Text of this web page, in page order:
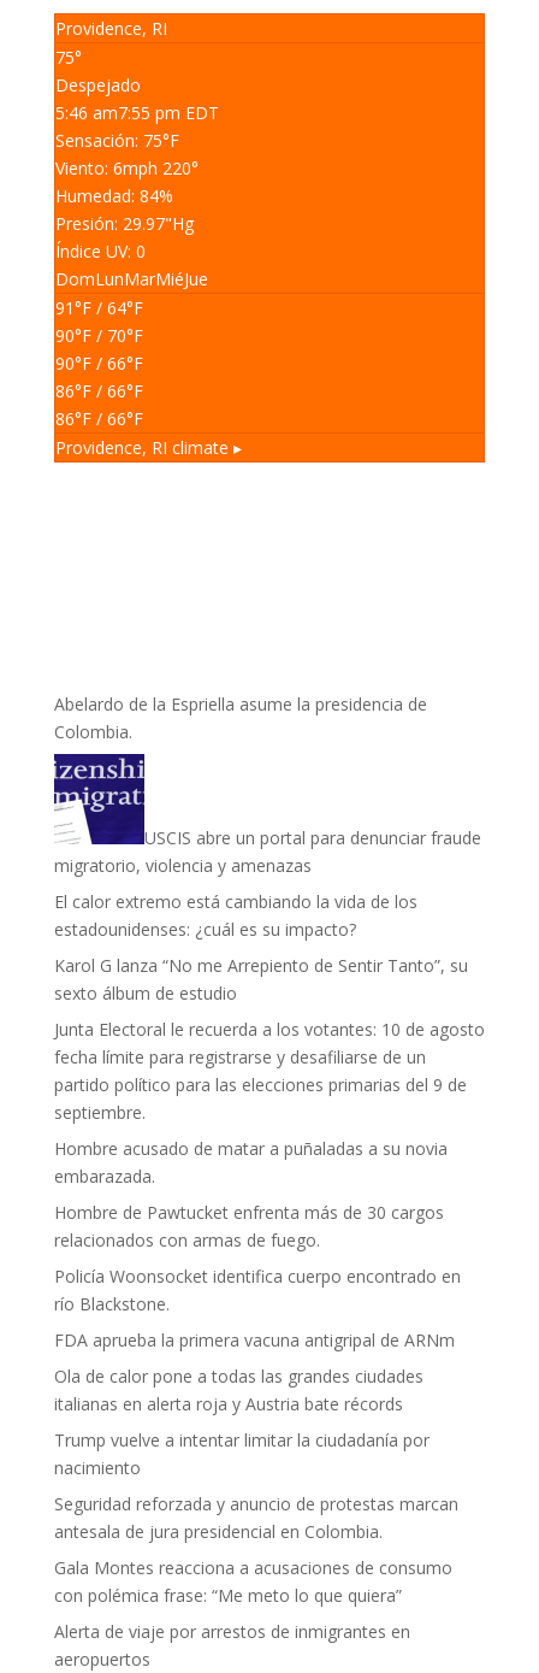
Providence, RI
75°
Despejado
5:46 am7:55 pm EDT
Sensación: 75°F
Viento: 6mph 220°
Humedad: 84%
Presión: 29.97"Hg
Índice UV: 0
DomLunMarMiéJue
91°F/ 64°F
90°F/ 70°F
90°F/ 66°F
86°F/ 66°F
86°F/ 66°F
Providence, RI climate ▸
Abelardo de la Espriella asume la presidencia de
Colombia.
USCIS abre un portal para denunciar fraude
migratorio, violencia y amenazas
El calor extremo está cambiando la vida de los
estadounidenses: ¿cuál es su impacto?
Karol G lanza “No me Arrepiento de Sentir Tanto”, su
sexto álbum de estudio
Junta Electoral le recuerda a los votantes: 10 de agosto
fecha límite para registrarse y desafiliarse de un
partido político para las elecciones primarias del 9 de
septiembre.
Hombre acusado de matar a puñaladas a su novia
embarazada.
Hombre de Pawtucket enfrenta más de 30 cargos
relacionados con armas de fuego.
Policía Woonsocket identifica cuerpo encontrado en
río Blackstone.
FDA aprueba la primera vacuna antigripal de ARNm
Ola de calor pone a todas las grandes ciudades
italianas en alerta roja y Austria bate récords
Trump vuelve a intentar limitar la ciudadanía por
nacimiento
Seguridad reforzada y anuncio de protestas marcan
antesala de jura presidencial en Colombia.
Gala Montes reacciona a acusaciones de consumo
con polémica frase: “Me meto lo que quiera”
Alerta de viaje por arrestos de inmigrantes en
aeropuertos